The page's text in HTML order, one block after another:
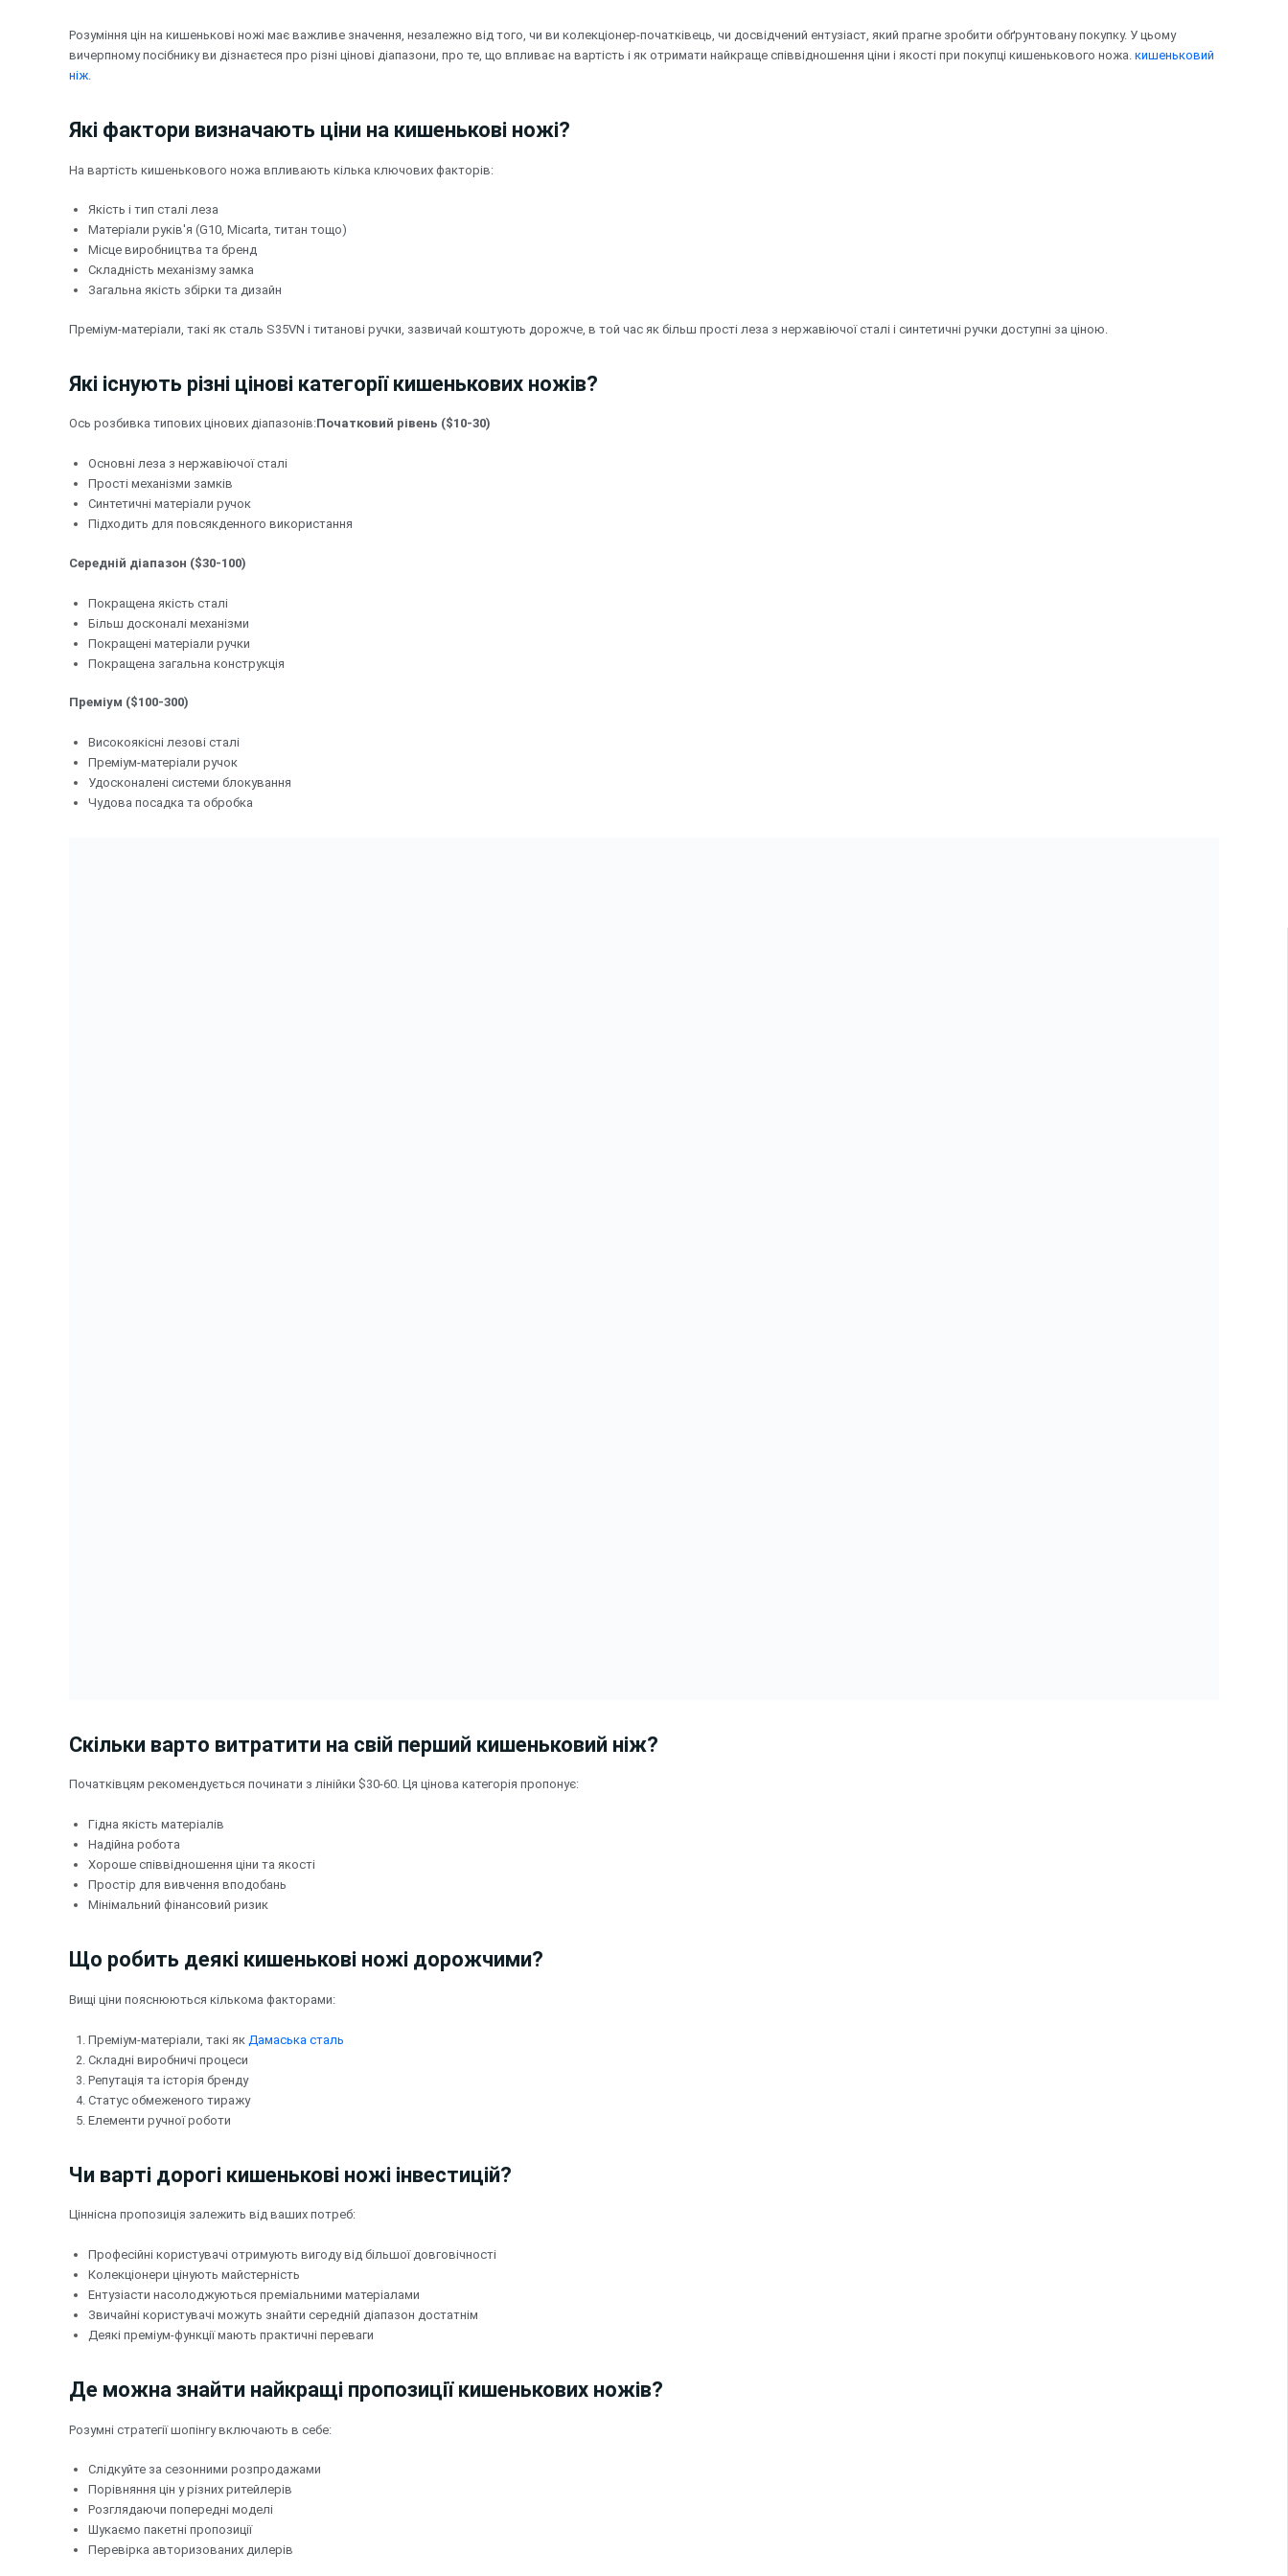
Розуміння цін на кишенькові ножі має важливе значення, незалежно від того, чи ви колекціонер-початківець, чи досвідчений ентузіаст, який прагне зробити обґрунтовану покупку. У цьому
вичерпному посібнику ви дізнаєтеся про різні цінові діапазони, про те, що впливає на вартість і як отримати найкраще співвідношення ціни і якості при покупці кишенькового ножа. кишеньковий
ніж.
Які фактори визначають ціни на кишенькові ножі?
На вартість кишенькового ножа впливають кілька ключових факторів:
Якість і тип сталі леза
Матеріали руків'я (G10, Micarta, титан тощо)
Місце виробництва та бренд
Складність механізму замка
Загальна якість збірки та дизайн
Преміум-матеріали, такі як сталь S35VN і титанові ручки, зазвичай коштують дорожче, в той час як більш прості леза з нержавіючої сталі і синтетичні ручки доступні за ціною.
Які існують різні цінові категорії кишенькових ножів?
Ось розбивка типових цінових діапазонів:Початковий рівень ($10-30)
Основні леза з нержавіючої сталі
Прості механізми замків
Синтетичні матеріали ручок
Підходить для повсякденного використання
Середній діапазон ($30-100)
Покращена якість сталі
Більш досконалі механізми
Покращені матеріали ручки
Покращена загальна конструкція
Преміум ($100-300)
Високоякісні лезові сталі
Преміум-матеріали ручок
Удосконалені системи блокування
Чудова посадка та обробка
Скільки варто витратити на свій перший кишеньковий ніж?
Початківцям рекомендується починати з лінійки $30-60. Ця цінова категорія пропонує:
Гідна якість матеріалів
Надійна робота
Хороше співвідношення ціни та якості
Простір для вивчення вподобань
Мінімальний фінансовий ризик
Що робить деякі кишенькові ножі дорожчими?
Вищі ціни пояснюються кількома факторами:
Преміум-матеріали, такі як Дамаська сталь
Складні виробничі процеси
Репутація та історія бренду
Статус обмеженого тиражу
Елементи ручної роботи
Чи варті дорогі кишенькові ножі інвестицій?
Ціннісна пропозиція залежить від ваших потреб:
Професійні користувачі отримують вигоду від більшої довговічності
Колекціонери цінують майстерність
Ентузіасти насолоджуються преміальними матеріалами
Звичайні користувачі можуть знайти середній діапазон достатнім
Деякі преміум-функції мають практичні переваги
Де можна знайти найкращі пропозиції кишенькових ножів?
Розумні стратегії шопінгу включають в себе:
Слідкуйте за сезонними розпродажами
Порівняння цін у різних ритейлерів
Розглядаючи попередні моделі
Шукаємо пакетні пропозиції
Перевірка авторизованих дилерів